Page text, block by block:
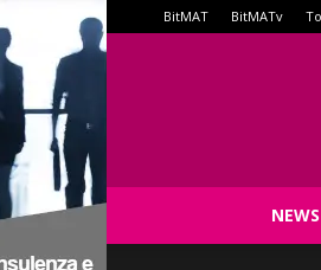
BitMAT BitMATv
NEWS